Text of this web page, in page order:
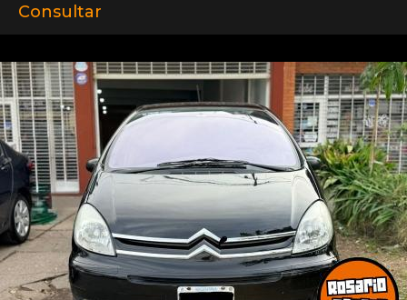
Consultar